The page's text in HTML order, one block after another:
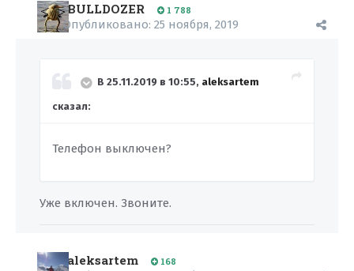
BULLDOZER 1 788
Опубликовано: 25 ноября, 2019
В 25.11.2019 в 10:55, aleksartem
сказал:
Телефон выключен?
Уже включен. Звоните.
aleksartem 168